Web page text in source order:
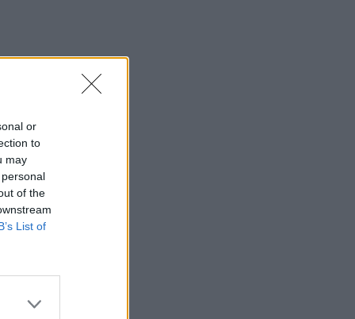
or
to
may
of the
List of
05:03ΕΠΙΚΑΙΡΟΤΗΤΑ
Πληρωμές 33,58 εκατ. ευρώ σε 67.746
αγρότες για λιπάσματα – Άρχισε η